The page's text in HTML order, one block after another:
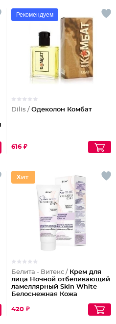
Рекомендуем
Dilis / Одеколон Комбат
616 ₽
Белита - Витекс / Крем для
лица Ночной отбеливающий
ламеллярный Skin White
Белоснежная Кожа
420 ₽